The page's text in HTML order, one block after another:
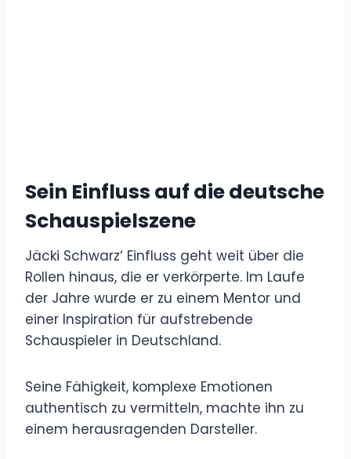
Sein Einfluss auf die deutsche
Schauspielszene
Jäcki Schwarz‘ Einfluss geht weit über die
Rollen hinaus, die er verkörperte. Im Laufe
der Jahre wurde er zu einem Mentor und
einer Inspiration für aufstrebende
Schauspieler in Deutschland.
Seine Fähigkeit, komplexe Emotionen
authentisch zu vermitteln, machte ihn zu
einem herausragenden Darsteller.